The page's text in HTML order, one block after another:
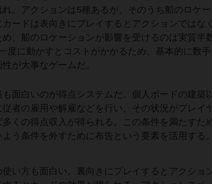
れ。アクションは5種あるが、そのうち船のロケ
ードは表向きにプレイするとアクションではな
め、船のロケーションが影響を受けるのは実質半
度に動かすとコストがかかるため、基本的に数
が大事なゲームだ。
も面白いのが得点システムだ。個人ボードの建築
従者の雇用や解雇などを行い、その状況がプレイ
多くの得点収入が得られる。この条件を満たすた
う条件を外すために布告という要素を活用する
使い方も面白い。裏向きにプレイするとアクショ